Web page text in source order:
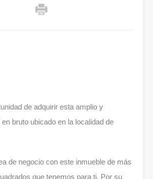
de adquirir esta amplio y
bruto ubicado en la localidad de
de negocio con este inmueble de más
que tenemos para ti. Por su